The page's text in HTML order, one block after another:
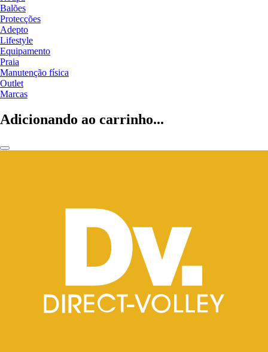
Balões
Protecções
Adepto
Lifestyle
Equipamento
Praia
Manutenção física
Outlet
Marcas
Adicionando ao carrinho...